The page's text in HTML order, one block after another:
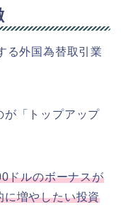
る外国為替取引業
が「トップアップ
ドルのボーナスが
に増やしたい投資